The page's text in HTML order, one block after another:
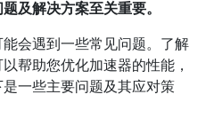
及解决方案至关重要。
会遇到一些常见问题。了解
帮助您优化加速器的性能，
一些主要问题及其应对策